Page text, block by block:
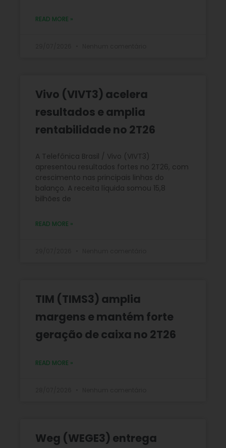
READ MORE »
Vivo (VIVT3) acelera
resultados e amplia
rentabilidade no 2T26
A Telefônica Brasil / Vivo (VIVT3)
apresentou resultados fortes no 2T26, com
crescimento nas principais linhas do
balanço. A receita líquida somou 15,8
bilhões de
READ MORE »
TIM (TIMS3) amplia
margens e mantém forte
geração de caixa no 2T26
READ MORE »
Weg (WEGE3) entrega